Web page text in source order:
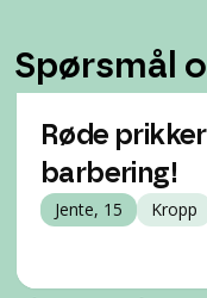
Spørsmål
Røde
barbering!
Jente, 15 Kropp